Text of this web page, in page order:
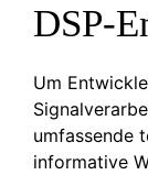
DSP-
Um
umfassende
informative